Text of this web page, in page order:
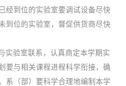
经到位的实验室要调试设备尽快
到位的实验室，督促供货商尽快
实验室联系，认真商定本学期实
要与相关课程进程科学衔接，确
系（部）要科学合理地编制本学